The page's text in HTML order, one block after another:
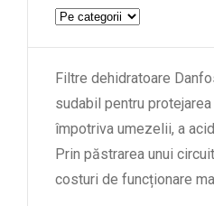
Filtre dehidratoare
sudabil pentru
împotriva umezelii, a
Prin păstrarea unui
costuri de funcționare